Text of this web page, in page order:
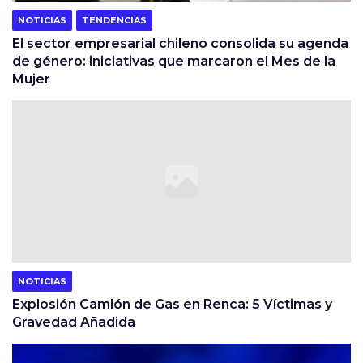
NOTICIAS TENDENCIAS
El sector empresarial chileno consolida su agenda
de género: iniciativas que marcaron el Mes de la
Mujer
NOTICIAS
Explosión Camión de Gas en Renca: 5 Víctimas y
Gravedad Añadida